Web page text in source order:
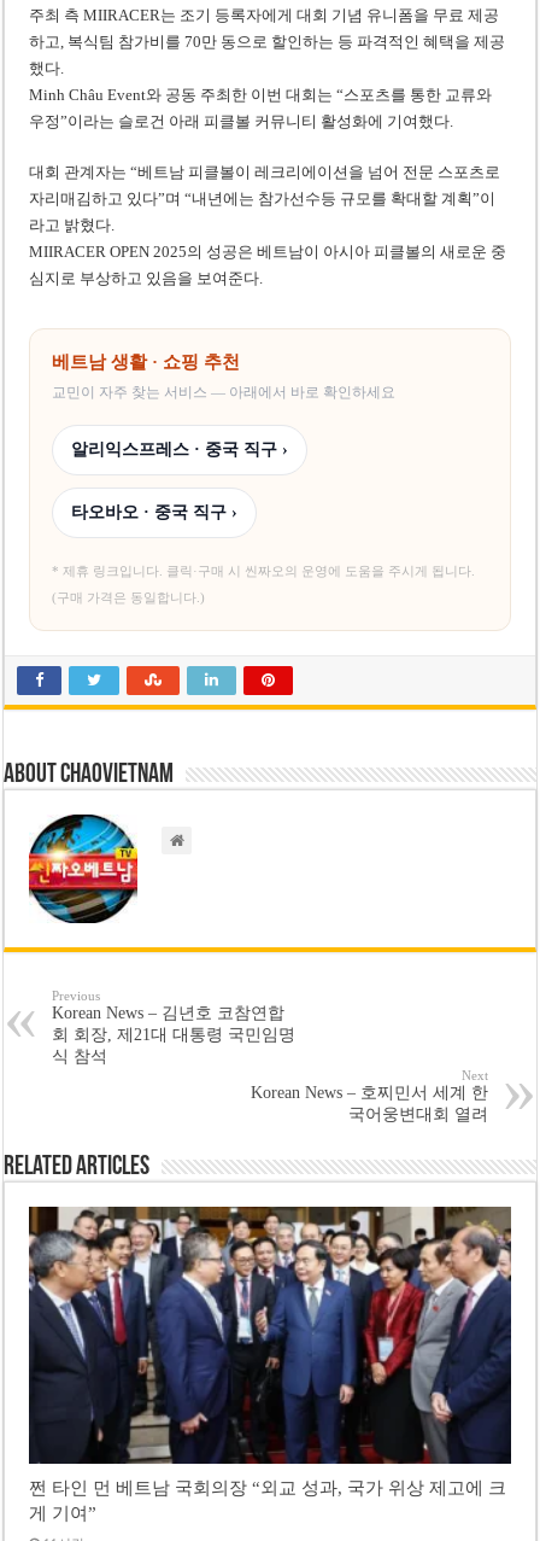
주최 측 MIIRACER는 조기 등록자에게 대회 기념 유니폼을 무료 제공
하고, 복식팀 참가비를 70만 동으로 할인하는 등 파격적인 혜택을 제공
했다.
Minh Châu Event와 공동 주최한 이번 대회는 “스포츠를 통한 교류와
우정”이라는 슬로건 아래 피클볼 커뮤니티 활성화에 기여했다.
대회 관계자는 “베트남 피클볼이 레크리에이션을 넘어 전문 스포츠로
자리매김하고 있다”며 “내년에는 참가선수등 규모를 확대할 계획”이
라고 밝혔다.
MIIRACER OPEN 2025의 성공은 베트남이 아시아 피클볼의 새로운 중
심지로 부상하고 있음을 보여준다.
베트남 생활 · 쇼핑 추천
교민이 자주 찾는 서비스 — 아래에서 바로 확인하세요
알리익스프레스 · 중국 직구 ›
타오바오 · 중국 직구 ›
* 제휴 링크입니다. 클릭·구매 시 씬짜오의 운영에 도움을 주시게 됩니다.
(구매 가격은 동일합니다.)
About chaovietnam
Previous
Korean News – 김년호 코참연합
회 회장, 제21대 대통령 국민임명
식 참석
Next
Korean News – 호찌민서 세계 한
국어웅변대회 열려
Related Articles
쩐 타인 먼 베트남 국회의장 “외교 성과, 국가 위상 제고에 크
게 기여”